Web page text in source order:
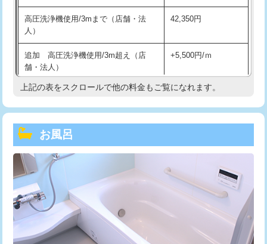
高圧洗浄機使用/3mまで（店舗・法
人）
42,350円
追加 高圧洗浄機使用/3m超え（店
舗・法人）
+5,500円/ｍ
高度高圧洗浄換 現地調査
トーラー機使用/3mまで
追加トーラー機使用/3m超え
カメラ調査 33,000円
桝清掃 8,800円
止水・漏水調査・防水処理・清掃・修
上記の表をスクロールで他の料金もご覧になれます。
お風呂